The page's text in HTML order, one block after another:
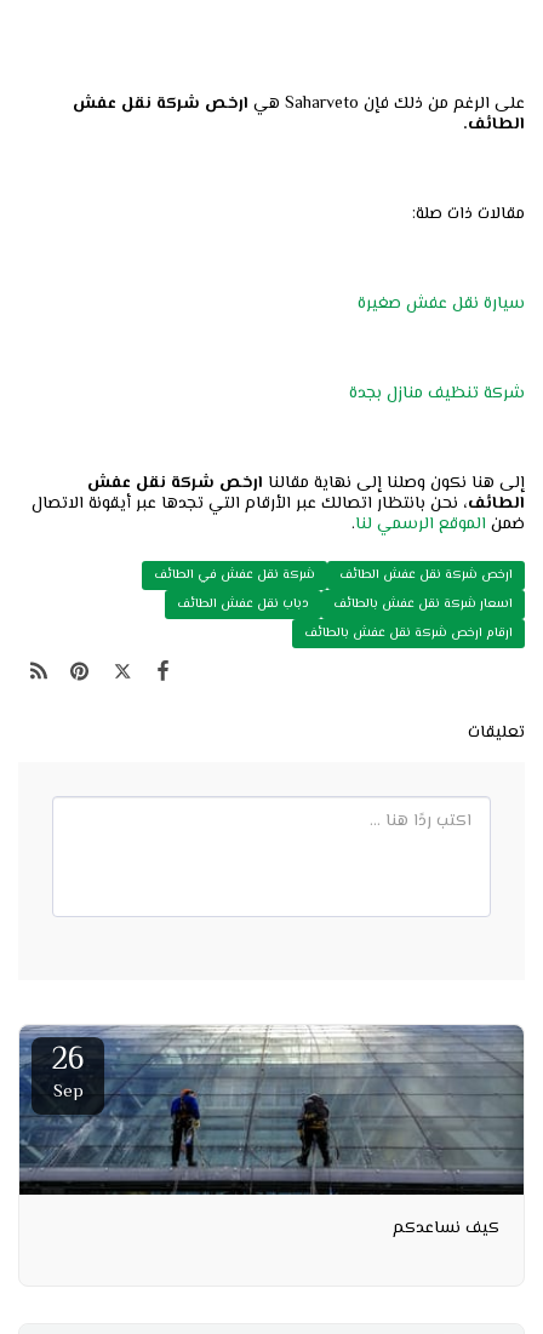
على الرغم من ذلك فإن Saharveto هي ارخص شركة نقل عفش
الطائف.
مقالات ذات صلة:
سيارة نقل عفش صغيرة
شركة تنظيف منازل بجدة
إلى هنا نكون وصلنا إلى نهاية مقالنا ارخص شركة نقل عفش
الطائف، نحن بانتظار اتصالك عبر الأرقام التي تجدها عبر أيقونة الاتصال
ضمن الموقع الرسمي لنا.
ارخص شركة نقل عفش الطائف
شركة نقل عفش في الطائف
اسعار شركة نقل عفش بالطائف
دباب نقل عفش الطائف
ارقام ارخص شركة نقل عفش بالطائف
تعليقات
26
Sep
كيف نساعدكم